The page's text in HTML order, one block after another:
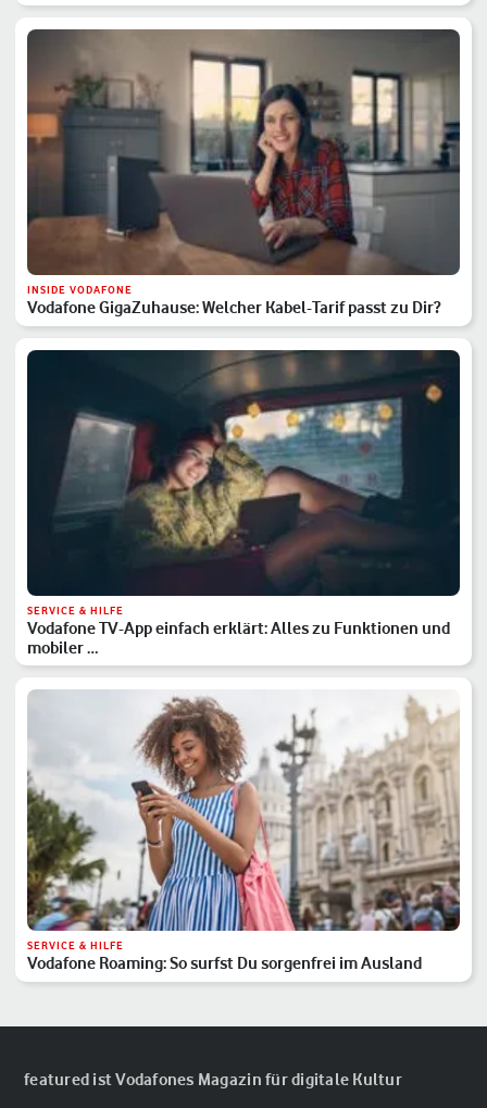
INSIDE VODAFONE
Vodafone GigaZuhause: Welcher Kabel-Tarif passt zu Dir?
SERVICE & HILFE
Vodafone TV-App einfach erklärt: Alles zu Funktionen und
mobiler …
SERVICE & HILFE
Vodafone Roaming: So surfst Du sorgenfrei im Ausland
featured ist Vodafones Magazin für digitale Kultur